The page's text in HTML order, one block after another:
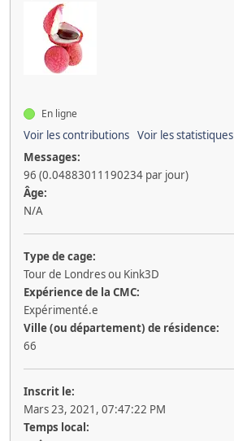
En ligne
Voir les contributions Voir les statistiques
Messages:
96 (0.04883011190234 par jour)
Âge:
N/A
Type de cage:
Tour de Londres ou Kink3D
Expérience de la CMC:
Expérimenté.e
Ville (ou département) de résidence:
66
Inscrit le:
Mars 23, 2021, 07:47:22 PM
Temps local: